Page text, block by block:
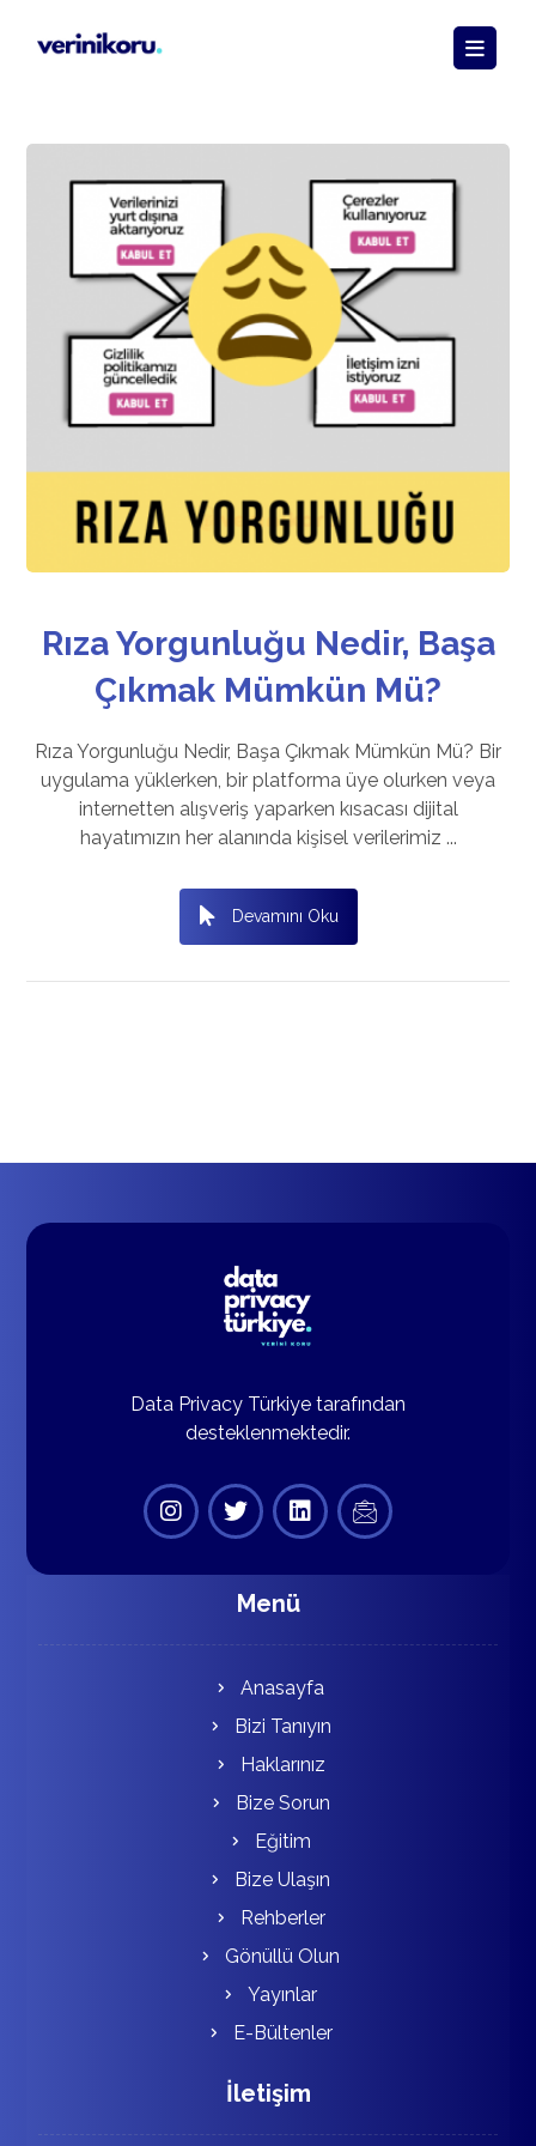
Rıza Yorgunluğu Nedir, Başa
Çıkmak Mümkün Mü?
Rıza Yorgunluğu Nedir, Başa Çıkmak Mümkün Mü? Bir
uygulama yüklerken, bir platforma üye olurken veya
internetten alışveriş yaparken kısacası dijital
hayatımızın her alanında kişisel verilerimiz ...
Devamını Oku
Data Privacy Türkiye tarafından
desteklenmektedir.
Menü
Anasayfa
Bizi Tanıyın
Haklarınız
Bize Sorun
Eğitim
Bize Ulaşın
Rehberler
Gönüllü Olun
Yayınlar
E-Bültenler
İletişim